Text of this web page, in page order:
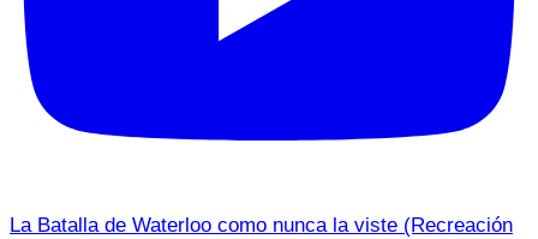
La Batalla de Waterloo como nunca la viste (Recreación